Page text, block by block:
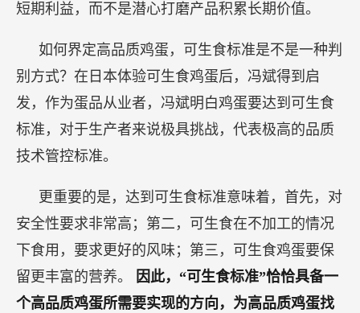
短期利益，而不是潜心打磨产品积累长期价值。
如何界定高品质鸡蛋，可生食标准是不是一种判
别方式？在日本体验可生食鸡蛋后，冯斌得到启
发，作为蛋品从业者，冯斌明白鸡蛋要达到可生食
标准，对于生产者来说极具挑战，代表极高的品质
技术管控标准。
更重要的是，达到可生食标准意味着，首先，对
安全性要求非常高；第二，可生食在不加工的情况
下食用，要求更好的风味；第三，可生食鸡蛋要保
留更丰富的营养。
因此，“可生食标准”恰恰具备一
个高品质鸡蛋所需要实现的方向，为高品质鸡蛋找